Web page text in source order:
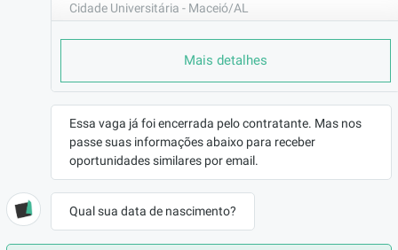
Cidade Universitária - Maceió/AL
CONTRATO
REMUNERAÇÃO
R$1928,00
VAGA AFIRMATIVA
Não
Construção Civil
BENEFÍCIOS
Mais detalhes
Essa vaga já foi encerrada pelo contratante. Mas nos
passe suas informações abaixo para receber
oportunidades similares por email.
Qual sua data de nascimento?